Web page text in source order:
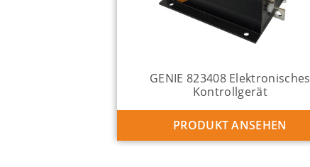
GENIE 823408 Elektronisches
Kontrollgerät
PRODUKT ANSEHEN